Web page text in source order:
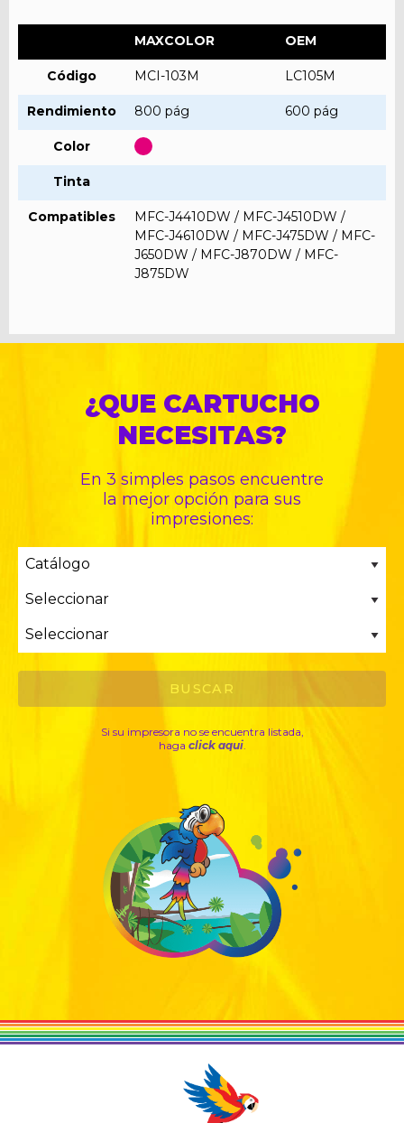
MAXCOLOR OEM
Código MCI-103M LC105M
Rendimiento 800 pág 600 pág
Color
Tinta
Compatibles
MFC-J4410DW / MFC-J4510DW /
MFC-J4610DW / MFC-J475DW / MFC-
J650DW / MFC-J870DW / MFC-
J875DW
¿QUE CARTUCHO
NECESITAS?
En 3 simples pasos encuentre
la mejor opción para sus
impresiones:
Si su impresora no se encuentra listada,
haga click aqui.